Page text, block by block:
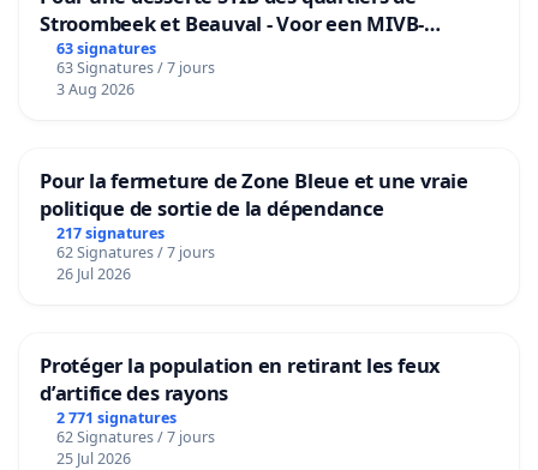
Stroombeek et Beauval - Voor een MIVB-
bediening van de wijken Strombeek en Het
Voor
63 signatures
63 Signatures / 7 jours
3 Aug 2026
Pour la fermeture de Zone Bleue et une vraie
politique de sortie de la dépendance
217 signatures
62 Signatures / 7 jours
26 Jul 2026
Protéger la population en retirant les feux
d’artifice des rayons
2 771 signatures
62 Signatures / 7 jours
25 Jul 2026